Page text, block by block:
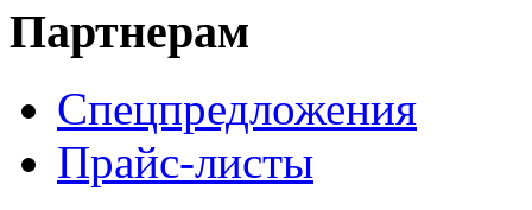
Партнерам
Спецпредложения
Прайс-листы